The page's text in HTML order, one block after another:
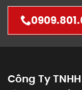
Công Ty